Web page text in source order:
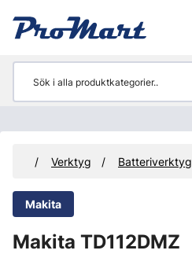
Verktyg Batteriverktyg
Makita
Makita TD112DMZ